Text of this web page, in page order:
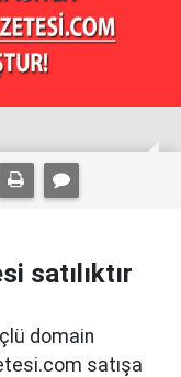
satılıktır
domain
satışa